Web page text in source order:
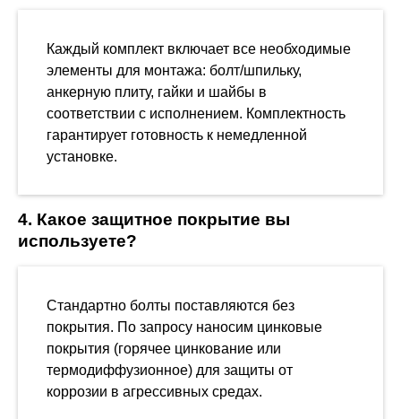
Каждый комплект включает все необходимые
элементы для монтажа: болт/шпильку,
анкерную плиту, гайки и шайбы в
соответствии с исполнением. Комплектность
гарантирует готовность к немедленной
установке.
4. Какое защитное покрытие вы
используете?
Стандартно болты поставляются без
покрытия. По запросу наносим цинковые
покрытия (горячее цинкование или
термодиффузионное) для защиты от
коррозии в агрессивных средах.